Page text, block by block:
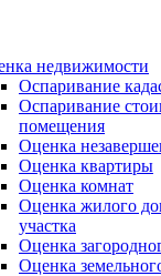
недвижимости
Оспаривание
Оспаривание
помещения
Оценка
Оценка квартиры
Оценка комнат
Оценка жилого
участка
Оценка
Оценка